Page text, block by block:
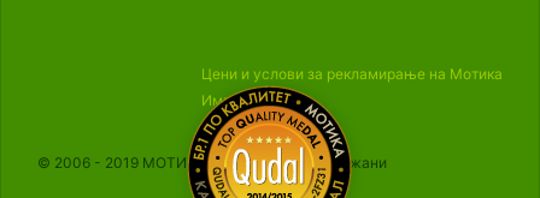
Цени и услови за рекламирање на Мотика
Импресум
© 2006 - 2019 МОТИКА, Сите права се задржани